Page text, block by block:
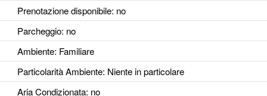
Prenotazione disponibile: no
Parcheggio: no
Ambiente: Familiare
Particolarità Ambiente: Niente in particolare
Aria Condizionata: no